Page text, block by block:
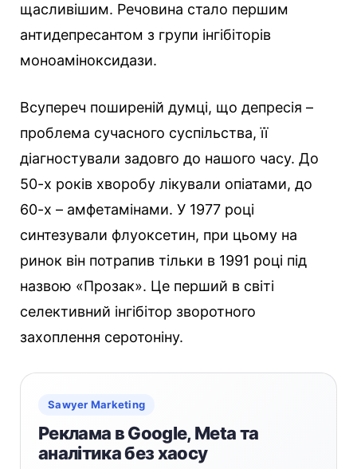
щасливішим. Речовина стало першим
антидепресантом з групи інгібіторів
моноаміноксидази.
Всупереч поширеній думці, що депресія –
проблема сучасного суспільства, її
діагностували задовго до нашого часу. До
50-х років хворобу лікували опіатами, до
60-х – амфетамінами. У 1977 році
синтезували флуоксетин, при цьому на
ринок він потрапив тільки в 1991 році під
назвою «Прозак». Це перший в світі
селективний інгібітор зворотного
захоплення серотоніну.
Sawyer Marketing
Реклама в Google, Meta та
аналітика без хаосу